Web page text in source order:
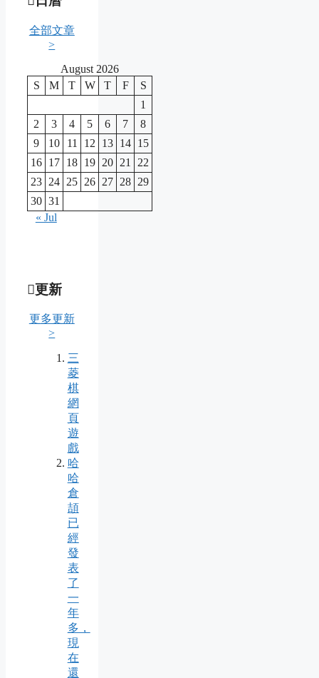
全部文章
>
August 2026
S
M T W T F
S
1
2
3 4 5 6 7
8
9
10 11 12 13 14 15
16 17 18 19 20 21
22
23 24 25 26 27 28 29
30 31
« Jul
更新
更多更新
>
三
菱
棋
網
頁
遊
戲
哈
哈
倉
頡
已
經
發
表
了
一
年
多，
現
在
還